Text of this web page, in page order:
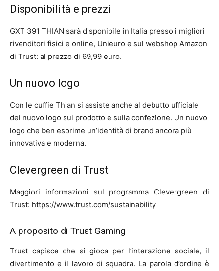
Disponibilità e prezzi
GXT 391 THIAN sarà disponibile in Italia presso i migliori
rivenditori fisici e online, Unieuro e sul webshop Amazon
di Trust: al prezzo di 69,99 euro.
Un nuovo logo
Con le cuffie Thian si assiste anche al debutto ufficiale
del nuovo logo sul prodotto e sulla confezione. Un nuovo
logo che ben esprime un’identità di brand ancora più
innovativa e moderna.
Clevergreen di Trust
Maggiori informazioni sul programma Clevergreen di
Trust: https://www.trust.com/sustainability
A proposito di Trust Gaming
Trust capisce che si gioca per l’interazione sociale, il
divertimento e il lavoro di squadra. La parola d’ordine è